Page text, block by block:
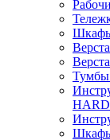
Шкафы
Тумбы
HARD
Шкафы